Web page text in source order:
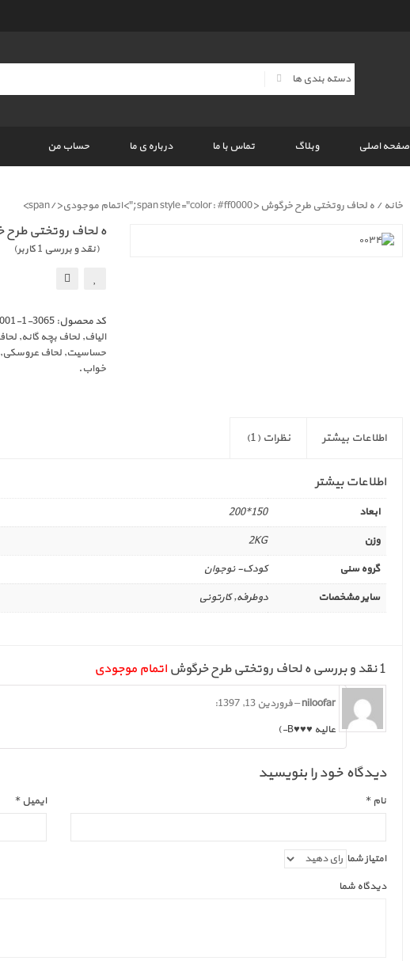
صفحه اصلی وبلاگ تماس با ما درباره ی ما حساب من
خانه / ه لحاف روتختی طرح خرگوش <span style="color: #ff0000;">اتمام موجودی</span>
ه لحاف روتختی
(نقد و بررسی 1کاربر)
کد محصول: 3065-1-001
الیاف, لحاف بچه گانه,
حساسیت, لحاف عروسکی,
خواب.
اطلاعات بیشتر نظرات (1)
اطلاعات بیشتر
ابعاد
150*200
وزن
2KG
گروه سنی
کودک- نوجوان
سایر مشخصات
دوطرفه, کارتونی
1 نقد و بررسی ه لحاف روتختی طرح خرگوش اتمام موجودی
niloofar
–فروردین 13, 1397
:
عالیه ♥♥♥B-)
دیدگاه خود را بنویسید
نام * ایمیل *
امتیاز شما
دیدگاه شما